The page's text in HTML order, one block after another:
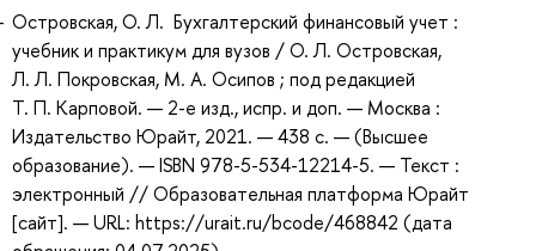
Островская, О. Л. Бухгалтерский финансовый учет :
учебник и практикум для вузов / О. Л. Островская,
Л. Л. Покровская, М. А. Осипов ; под редакцией
Т. П. Карповой. — 2-е изд., испр. и доп. — Москва :
Издательство Юрайт, 2021. — 438 с. — (Высшее
образование). — ISBN 978-5-534-12214-5. — Текст :
электронный // Образовательная платформа Юрайт
[сайт]. — URL: https://urait.ru/bcode/468842 (дата